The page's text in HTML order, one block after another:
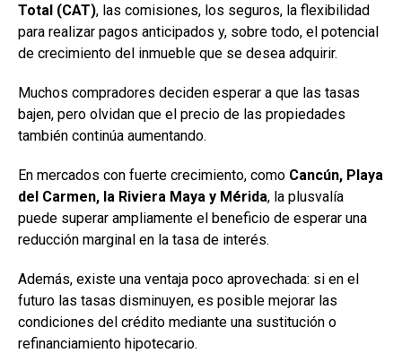
Total (CAT), las comisiones, los seguros, la flexibilidad
para realizar pagos anticipados y, sobre todo, el potencial
de crecimiento del inmueble que se desea adquirir.
Muchos compradores deciden esperar a que las tasas
bajen, pero olvidan que el precio de las propiedades
también continúa aumentando.
En mercados con fuerte crecimiento, como Cancún, Playa
del Carmen, la Riviera Maya y Mérida, la plusvalía
puede superar ampliamente el beneficio de esperar una
reducción marginal en la tasa de interés.
Además, existe una ventaja poco aprovechada: si en el
futuro las tasas disminuyen, es posible mejorar las
condiciones del crédito mediante una sustitución o
refinanciamiento hipotecario.